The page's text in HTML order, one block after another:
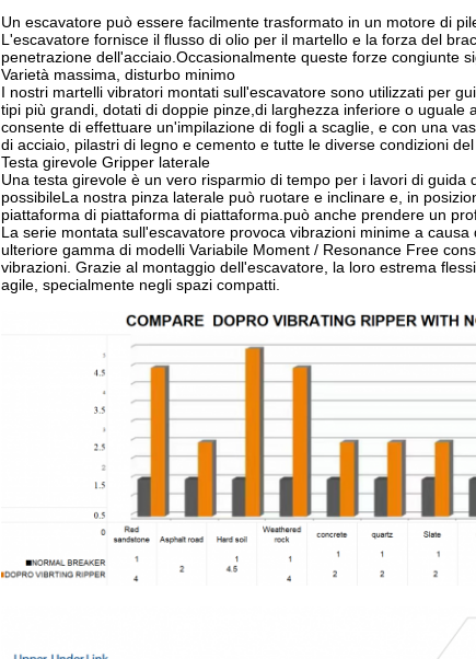
Un escavatore può essere facilmente trasformato in un motore di
L'escavatore fornisce il flusso di olio per il martello e la forza del
penetrazione dell'acciaio.Occasionalmente queste forze congiunte
Varietà massima, disturbo minimo
I nostri martelli vibratori montati sull'escavatore sono utilizzati per
tipi più grandi, dotati di doppie pinze,di larghezza inferiore o
consente di effettuare un'impilazione di fogli a scaglie, e con una
di acciaio, pilastri di legno e cemento e tutte le diverse condizioni del
Testa girevole Gripper laterale
Una testa girevole è un vero risparmio di tempo per i lavori di
possibileLa nostra pinza laterale può ruotare e inclinare e, in
piattaforma di piattaforma di piattaforma.può anche prendere un
La serie montata sull'escavatore provoca vibrazioni minime a
ulteriore gamma di modelli Variabile Moment / Resonance Free
vibrazioni. Grazie al montaggio dell'escavatore, la loro estrema
agile, specialmente negli spazi compatti.